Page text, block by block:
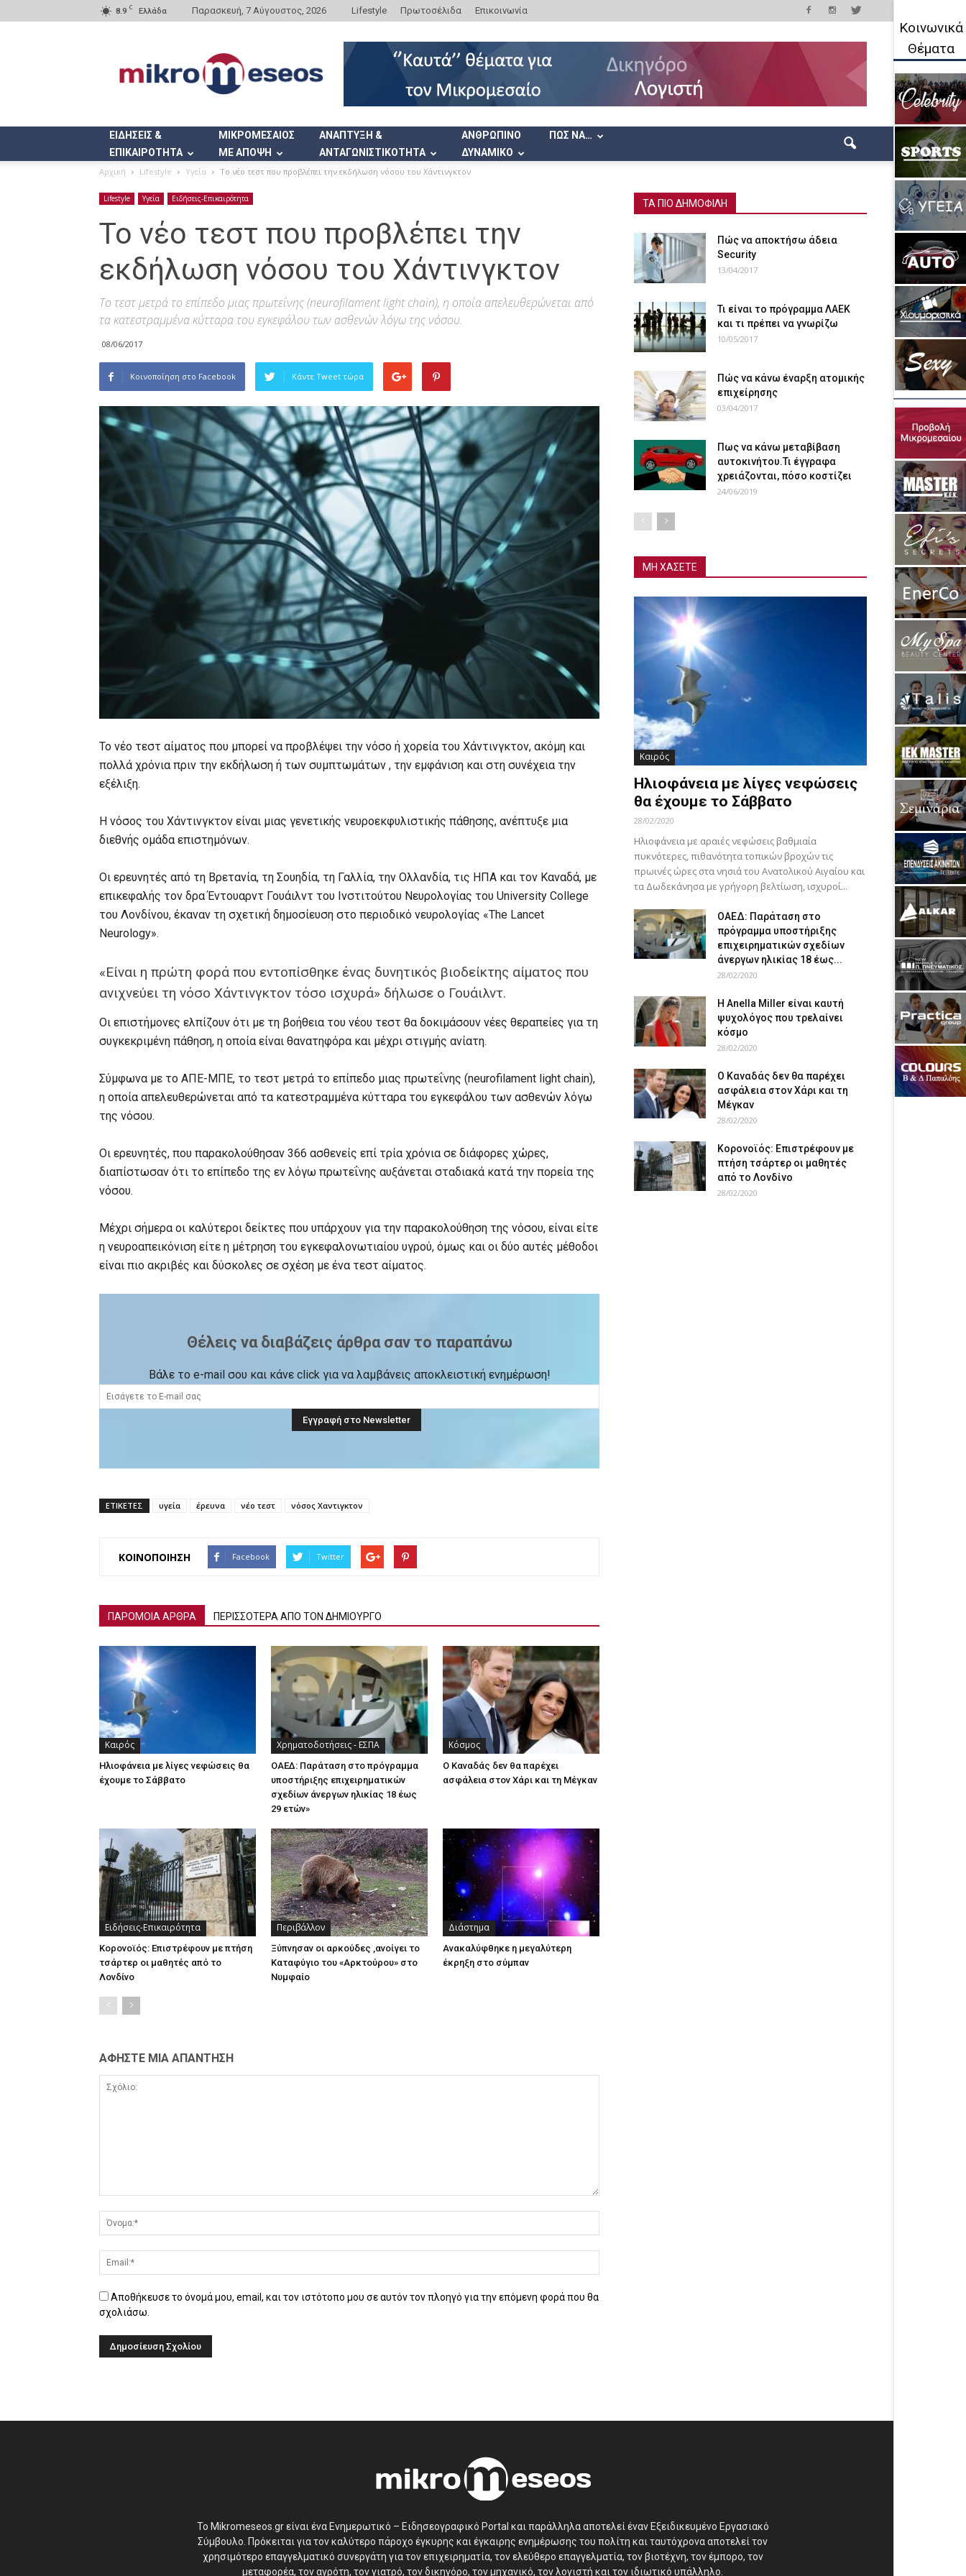
8.9 C Ελλάδα Παρασκευή, 7 Αύγουστος, 2026 Lifestyle Πρωτοσέλιδα Επικοινωνία
ΕΙΔΗΣΕΙΣ &
ΕΠΙΚΑΙΡΟΤΗΤΑ
ΜΙΚΡΟΜΕΣΑΙΟΣ
ΜΕ ΑΠΟΨΗ
ΑΝΑΠΤΥΞΗ &
ΑΝΤΑΓΩΝΙΣΤΙΚΟΤΗΤΑ
ΑΝΘΡΩΠΙΝΟ
ΔΥΝΑΜΙΚΟ
ΠΩΣ ΝΑ…
Αρχική Lifestyle Υγεία Το νέο τεστ που προβλέπει την εκδήλωση νόσου του Χάντινγκτον
Lifestyle Υγεία Ειδήσεις-Επικαιρότητα
Το νέο τεστ που προβλέπει την
εκδήλωση νόσου του Χάντινγκτον
To τεστ μετρά το επίπεδο μιας πρωτεΐνης (neurofilament light chain), η οποία απελευθερώνεται από
τα κατεστραμμένα κύτταρα του εγκεφάλου των ασθενών λόγω της νόσου.
08/06/2017
Κοινοποίηση στο Facebook Κάντε Tweet τώρα
Το νέο τεστ αίματος που μπορεί να προβλέψει την νόσο ή χορεία του Χάντινγκτον, ακόμη και
πολλά χρόνια πριν την εκδήλωση ή των συμπτωμάτων , την εμφάνιση και στη συνέχεια την
εξέλιξη.
Η νόσος του Χάντινγκτον είναι μιας γενετικής νευροεκφυλιστικής πάθησης, ανέπτυξε μια
διεθνής ομάδα επιστημόνων.
Οι ερευνητές από τη Βρετανία, τη Σουηδία, τη Γαλλία, την Ολλανδία, τις ΗΠΑ και τον Καναδά, με
επικεφαλής τον δρα Έντουαρντ Γουάιλντ του Ινστιτούτου Νευρολογίας του University College
του Λονδίνου, έκαναν τη σχετική δημοσίευση στο περιοδικό νευρολογίας «The Lancet
Neurology».
«Είναι η πρώτη φορά που εντοπίσθηκε ένας δυνητικός βιοδείκτης αίματος που
ανιχνεύει τη νόσο Χάντινγκτον τόσο ισχυρά» δήλωσε ο Γουάιλντ.
Οι επιστήμονες ελπίζουν ότι με τη βοήθεια του νέου τεστ θα δοκιμάσουν νέες θεραπείες για τη
συγκεκριμένη πάθηση, η οποία είναι θανατηφόρα και μέχρι στιγμής ανίατη.
Σύμφωνα με το ΑΠΕ-ΜΠΕ, το τεστ μετρά το επίπεδο μιας πρωτεΐνης (neurofilament light chain),
η οποία απελευθερώνεται από τα κατεστραμμένα κύτταρα του εγκεφάλου των ασθενών λόγω
της νόσου.
Οι ερευνητές, που παρακολούθησαν 366 ασθενείς επί τρία χρόνια σε διάφορες χώρες,
διαπίστωσαν ότι το επίπεδο της εν λόγω πρωτεΐνης αυξάνεται σταδιακά κατά την πορεία της
νόσου.
Μέχρι σήμερα οι καλύτεροι δείκτες που υπάρχουν για την παρακολούθηση της νόσου, είναι είτε
η νευροαπεικόνιση είτε η μέτρηση του εγκεφαλονωτιαίου υγρού, όμως και οι δύο αυτές μέθοδοι
είναι πιο ακριβές και δύσκολες σε σχέση με ένα τεστ αίματος.
Θέλεις να διαβάζεις άρθρα σαν το παραπάνω
Βάλε το e-mail σου και κάνε click για να λαμβάνεις αποκλειστική ενημέρωση!
ΕΤΙΚΕΤΕΣ υγεία έρευνα νέο τεστ νόσος Χαντιγκτον
ΚΟΙΝΟΠΟΙΗΣΗ Facebook Twitter
ΠΑΡΟΜΟΙΑ ΑΡΘΡΑ ΠΕΡΙΣΣΟΤΕΡΑ ΑΠΟ ΤΟΝ ΔΗΜΙΟΥΡΓΟ
Καιρός
Ηλιοφάνεια με λίγες νεφώσεις θα
έχουμε το Σάββατο
Χρηματοδοτήσεις - ΕΣΠΑ
ΟΑΕΔ: Παράταση στο πρόγραμμα
υποστήριξης επιχειρηματικών
σχεδίων άνεργων ηλικίας 18 έως
29 ετών»
Κόσμος
Ο Καναδάς δεν θα παρέχει
ασφάλεια στον Χάρι και τη Μέγκαν
Ειδήσεις-Επικαιρότητα
Κορονοϊός: Επιστρέφουν με πτήση
τσάρτερ οι μαθητές από το
Λονδίνο
Περιβάλλον
Ξύπνησαν οι αρκούδες ,ανοίγει το
Καταφύγιο του «Αρκτούρου» στο
Νυμφαίο
Διάστημα
Ανακαλύφθηκε η μεγαλύτερη
έκρηξη στο σύμπαν
ΑΦΗΣΤΕ ΜΙΑ ΑΠΑΝΤΗΣΗ
Αποθήκευσε το όνομά μου, email, και τον ιστότοπο μου σε αυτόν τον πλοηγό για την επόμενη φορά που θα
σχολιάσω.
ΤΑ ΠΙΟ ΔΗΜΟΦΙΛΗ
Πώς να αποκτήσω άδεια
Security
13/04/2017
Τι είναι το πρόγραμμα ΛΑΕΚ
και τι πρέπει να γνωρίζω
10/05/2017
Πώς να κάνω έναρξη ατομικής
επιχείρησης
03/04/2017
Πως να κάνω μεταβίβαση
αυτοκινήτου.Τι έγγραφα
χρειάζονται, πόσο κοστίζει
24/06/2019
ΜΗ ΧΑΣΕΤΕ
Καιρός
Ηλιοφάνεια με λίγες νεφώσεις
θα έχουμε το Σάββατο
28/02/2020
Ηλιοφάνεια με αραιές νεφώσεις βαθμιαία
πυκνότερες, πιθανότητα τοπικών βροχών τις
πρωινές ώρες στα νησιά του Ανατολικού Αιγαίου και
τα Δωδεκάνησα με γρήγορη βελτίωση, ισχυροί...
ΟΑΕΔ: Παράταση στο
πρόγραμμα υποστήριξης
επιχειρηματικών σχεδίων
άνεργων ηλικίας 18 έως...
28/02/2020
Η Anella Miller είναι καυτή
ψυχολόγος που τρελαίνει
κόσμο
28/02/2020
Ο Καναδάς δεν θα παρέχει
ασφάλεια στον Χάρι και τη
Μέγκαν
28/02/2020
Κορονοϊός: Επιστρέφουν με
πτήση τσάρτερ οι μαθητές
από το Λονδίνο
28/02/2020
Το Mikromeseos.gr είναι ένα Ενημερωτικό – Ειδησεογραφικό Portal και παράλληλα αποτελεί έναν Εξειδικευμένο Εργασιακό
Σύμβουλο. Πρόκειται για τον καλύτερο πάροχο έγκυρης και έγκαιρης ενημέρωσης του πολίτη και ταυτόχρονα αποτελεί τον
χρησιμότερο επαγγελματικό συνεργάτη για τον επιχειρηματία, τον ελεύθερο επαγγελματία, τον βιοτέχνη, τον έμπορο, τον
μεταφορέα, τον αγρότη, τον γιατρό, τον δικηγόρο, τον μηχανικό, τον λογιστή και τον ιδιωτικό υπάλληλο.
Κοινωνικά
Θέματα